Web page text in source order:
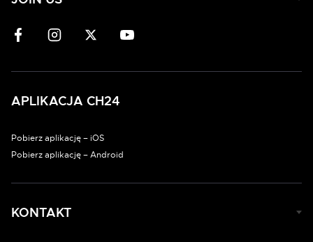
APLIKACJA CH24
Pobierz aplikację – iOS
Pobierz aplikację – Android
KONTAKT